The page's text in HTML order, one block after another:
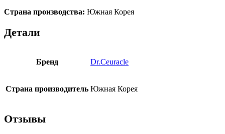
Страна производства: Южная Корея
Детали
Бренд Dr.Ceuracle
Страна производитель Южная Корея
Отзывы